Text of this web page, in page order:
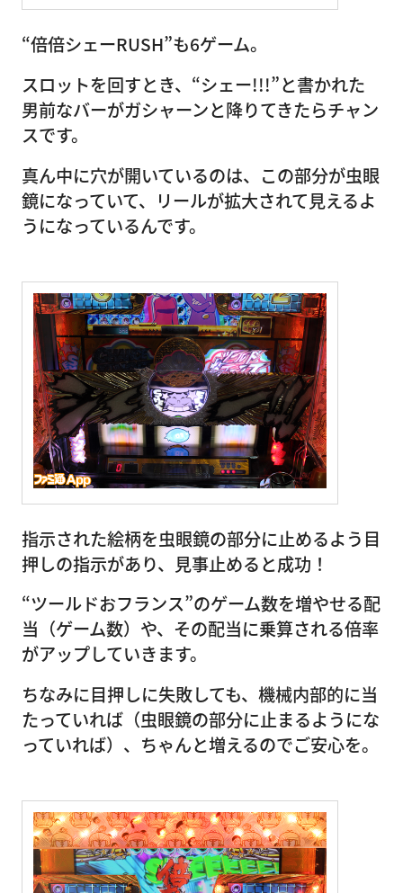
“倍倍シェーRUSH”も6ゲーム。
スロットを回すとき、“シェー!!!”と書かれた
男前なバーがガシャーンと降りてきたらチャン
スです。
真ん中に穴が開いているのは、この部分が虫眼
鏡になっていて、リールが拡大されて見えるよ
うになっているんです。
指示された絵柄を虫眼鏡の部分に止めるよう目
押しの指示があり、見事止めると成功！
“ツールドおフランス”のゲーム数を増やせる配
当（ゲーム数）や、その配当に乗算される倍率
がアップしていきます。
ちなみに目押しに失敗しても、機械内部的に当
たっていれば（虫眼鏡の部分に止まるようにな
っていれば）、ちゃんと増えるのでご安心を。